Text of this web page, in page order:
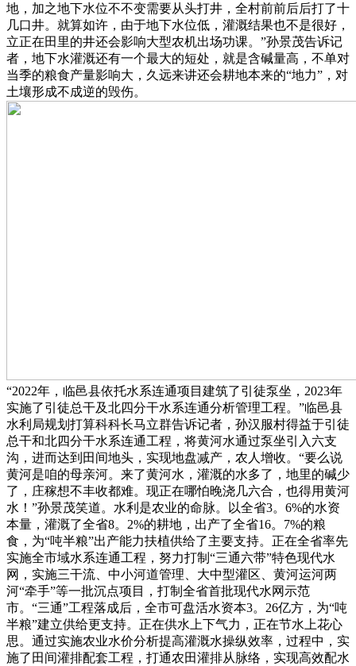
地，加之地下水位不不变需要从头打井，全村前前后后打了十
几口井。就算如许，由于地下水位低，灌溉结果也不是很好，
立正在田里的井还会影响大型农机出场功课。”孙景茂告诉记
者，地下水灌溉还有一个最大的短处，就是含碱量高，不单对
当季的粮食产量影响大，久远来讲还会耕地本来的“地力”，对
土壤形成不成逆的毁伤。
“2022年，临邑县依托水系连通项目建筑了引徒泵坐，2023年
实施了引徒总干及北四分干水系连通分析管理工程。”临邑县
水利局规划打算科科长马立群告诉记者，孙汉服村得益于引徒
总干和北四分干水系连通工程，将黄河水通过泵坐引入六支
沟，进而达到田间地头，实现地盘减产，农人增收。“要么说
黄河是咱的母亲河。来了黄河水，灌溉的水多了，地里的碱少
了，庄稼想不丰收都难。现正在哪怕晚浇几六合，也得用黄河
水！”孙景茂笑道。水利是农业的命脉。以全省3。6%的水资
本量，灌溉了全省8。2%的耕地，出产了全省16。7%的粮
食，为“吨半粮”出产能力扶植供给了主要支持。正在全省率先
实施全市域水系连通工程，努力打制“三通六带”特色现代水
网，实施三干流、中小河道管理、大中型灌区、黄河运河两
河“牵手”等一批沉点项目，打制全省首批现代水网示范
市。“三通”工程落成后，全市可盘活水资本3。26亿方，为“吨
半粮”建立供给更支持。正在供水上下气力，正在节水上花心
思。通过实施农业水价分析提高灌溉水操纵效率，过程中，实
施了田间灌排配套工程，打通农田灌排从脉络，实现高效配水